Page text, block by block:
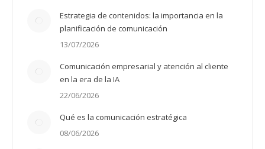
Estrategia de contenidos: la importancia en la
planificación de comunicación
13/07/2026
Comunicación empresarial y atención al cliente
en la era de la IA
22/06/2026
Qué es la comunicación estratégica
08/06/2026